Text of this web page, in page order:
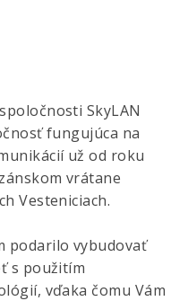
SkyLAN
fungujúca na
už od roku
vrátane
Vesteniciach.
podarilo vybudovať
s použitím
vďaka čomu Vám